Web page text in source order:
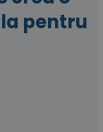
pentru